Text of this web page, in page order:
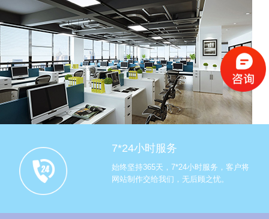
7*24小时服务
始终坚持365天，7*24小时服务，客户将
网站制作交给我们，无后顾之忧。